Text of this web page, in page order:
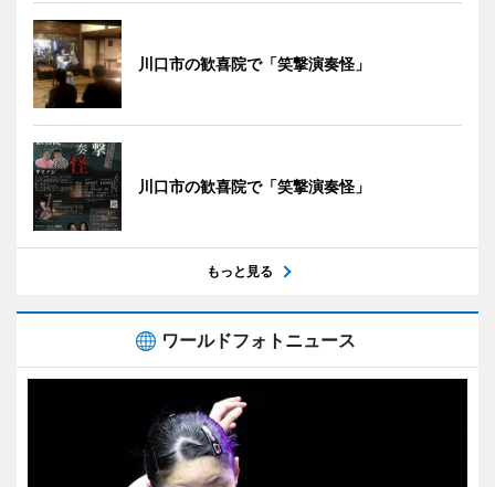
川口市の歓喜院で「笑撃演奏怪」
川口市の歓喜院で「笑撃演奏怪」
もっと見る
ワールドフォトニュース